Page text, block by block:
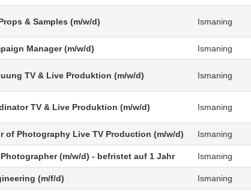
& Samples (m/w/d) Ismaning
Manager (m/w/d) Ismaning
TV & Live Produktion (m/w/d) Ismaning
TV & Live Produktion (m/w/d) Ismaning
of Photography Live TV Production (m/w/d) Ismaning
Photographer (m/w/d) - befristet auf 1 Jahr Ismaning
(m/f/d) Ismaning